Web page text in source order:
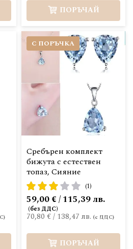
ПОРЪЧАЙ
С ПОРЪЧКА
Сребърен комплект
бижута с естествен
топаз, Сияние
рейтинг:
60%
(1)
70,80 €/ 138,47 лв.
59,00 € / 115,39 лв.
ПОРЪЧАЙ